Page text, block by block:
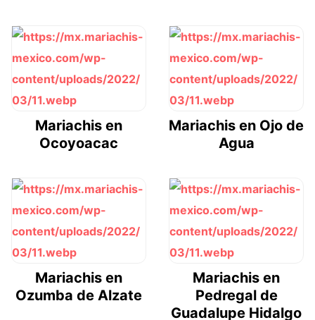
Mariachis en
Ocoyoacac
Mariachis en Ojo de
Agua
Mariachis en
Ozumba de Alzate
Mariachis en
Pedregal de
Guadalupe Hidalgo